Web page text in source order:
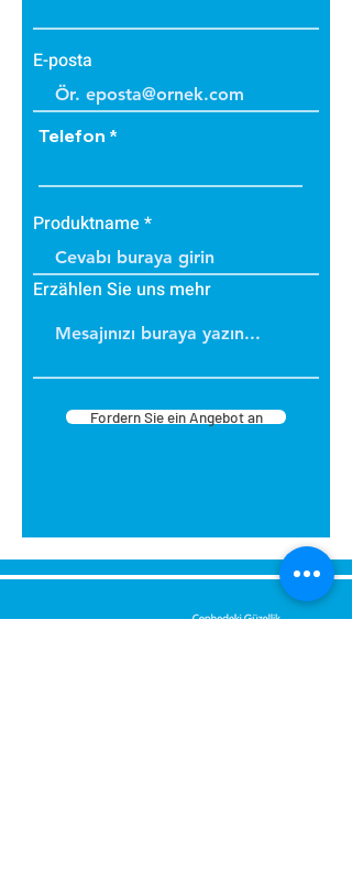
E-posta
Telefon
Produktname
Erzählen Sie uns mehr
Fordern Sie ein Angebot an